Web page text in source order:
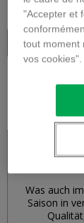
In den
Was auch
Saison in
"Accepter et
tout moment
vos cookies".